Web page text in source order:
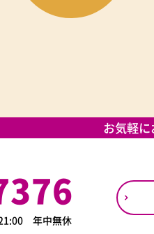
お気軽
年中無休